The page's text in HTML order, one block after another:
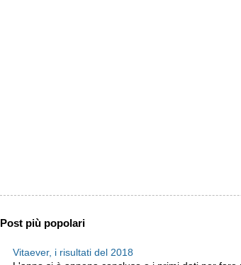
Post più popolari
Vitaever, i risultati del 2018